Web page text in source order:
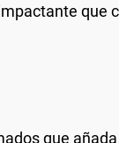
que
que